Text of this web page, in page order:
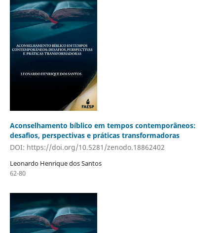
Aconselhamento bíblico em tempos contemporâneos:
desafios, perspectivas e práticas transformadoras
DOI: https://doi.org/10.5281/zenodo.18862402
Leonardo Henrique dos Santos
62-80